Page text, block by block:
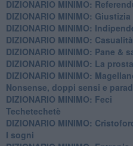
DIZIONARIO MINIMO:
DIZIONARIO MINIMO: Giustizia
DIZIONARIO MINIMO:
DIZIONARIO MINIMO:
​DIZIONARIO MINIMO: Pane &
DIZIONARIO MINIMO: La
​DIZIONARIO MINIMO:
Nonsense, doppi sensi e
DIZIONARIO MINIMO: Feci
Techetechetè
DIZIONARIO MINIMO:
I sogni